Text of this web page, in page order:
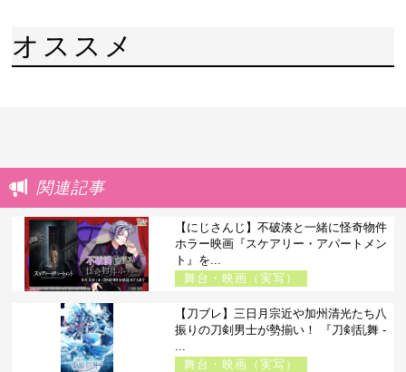
オススメ
関連記事
【にじさんじ】不破湊と一緒に怪奇物件
ホラー映画『スケアリー・アパートメン
ト』を...
舞台・映画（実写）
【刀ブレ】三日月宗近や加州清光たち八
振りの刀剣男士が勢揃い！ 『刀剣乱舞 -
舞台・映画（実写）